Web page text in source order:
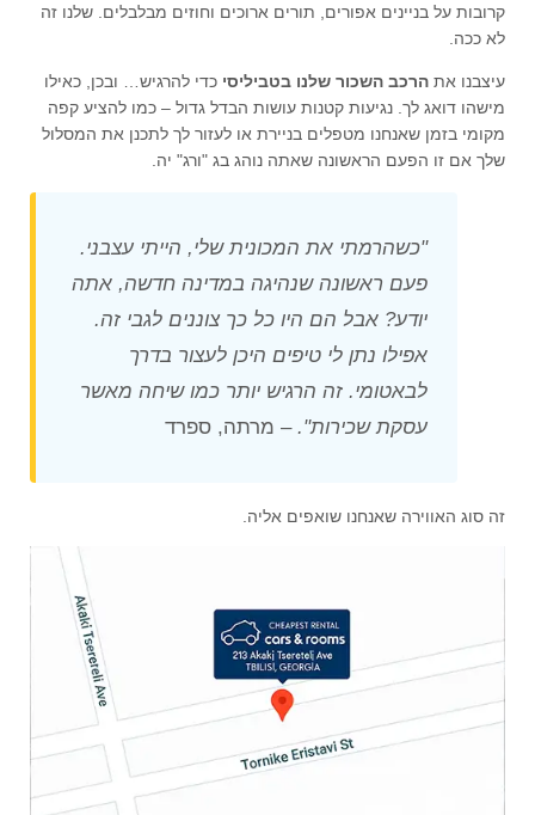
קרובות על בניינים אפורים, תורים ארוכים וחוזים מבלבלים. שלנו זה
לא ככה.
עיצבנו את הרכב השכור שלנו בטביליסי כדי להרגיש… ובכן, כאילו
מישהו דואג לך. נגיעות קטנות עושות הבדל גדול – כמו להציע קפה
מקומי בזמן שאנחנו מטפלים בניירת או לעזור לך לתכנן את המסלול
שלך אם זו הפעם הראשונה שאתה נוהג בג "ורג" יה.
"כשהרמתי את המכונית שלי, הייתי עצבני.
פעם ראשונה שנהיגה במדינה חדשה, אתה
יודע? אבל הם היו כל כך צוננים לגבי זה.
אפילו נתן לי טיפים היכן לעצור בדרך
לבאטומי. זה הרגיש יותר כמו שיחה מאשר
עסקת שכירות". – מרתה, ספרד
זה סוג האווירה שאנחנו שואפים אליה.